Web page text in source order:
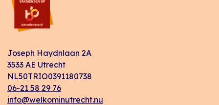
Joseph Haydnlaan 2A
3533 AE Utrecht
NL50TRIO0391180738
06-21 58 29 76
info@welkominutrecht.nu